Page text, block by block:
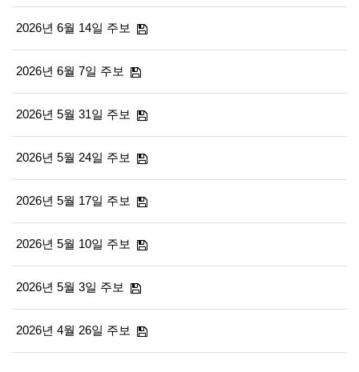
2026년 6월 14일 주보
2026년 6월 7일 주보
2026년 5월 31일 주보
2026년 5월 24일 주보
2026년 5월 17일 주보
2026년 5월 10일 주보
2026년 5월 3일 주보
2026년 4월 26일 주보